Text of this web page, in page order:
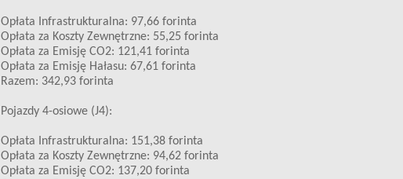
Opłata Infrastrukturalna: 97,66 forinta
Opłata za Koszty Zewnętrzne: 55,25 forinta
Opłata za Emisję CO2: 121,41 forinta
Opłata za Emisję Hałasu: 67,61 forinta
Razem: 342,93 forinta
Pojazdy 4-osiowe (J4):
Opłata Infrastrukturalna: 151,38 forinta
Opłata za Koszty Zewnętrzne: 94,62 forinta
Opłata za Emisję CO2: 137,20 forinta